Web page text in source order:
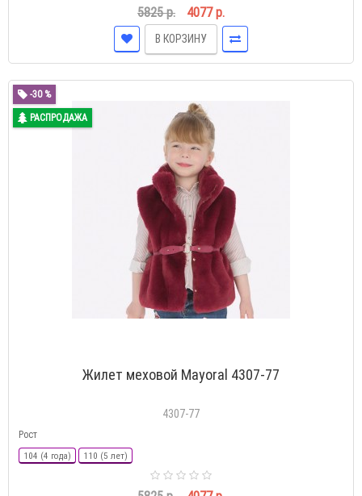
5825 р. 4077 р.
В КОРЗИНУ
-30 %
РАСПРОДАЖА
Жилет меховой Mayoral 4307-77
4307-77
Рост
104 (4 года) 110 (5 лет)